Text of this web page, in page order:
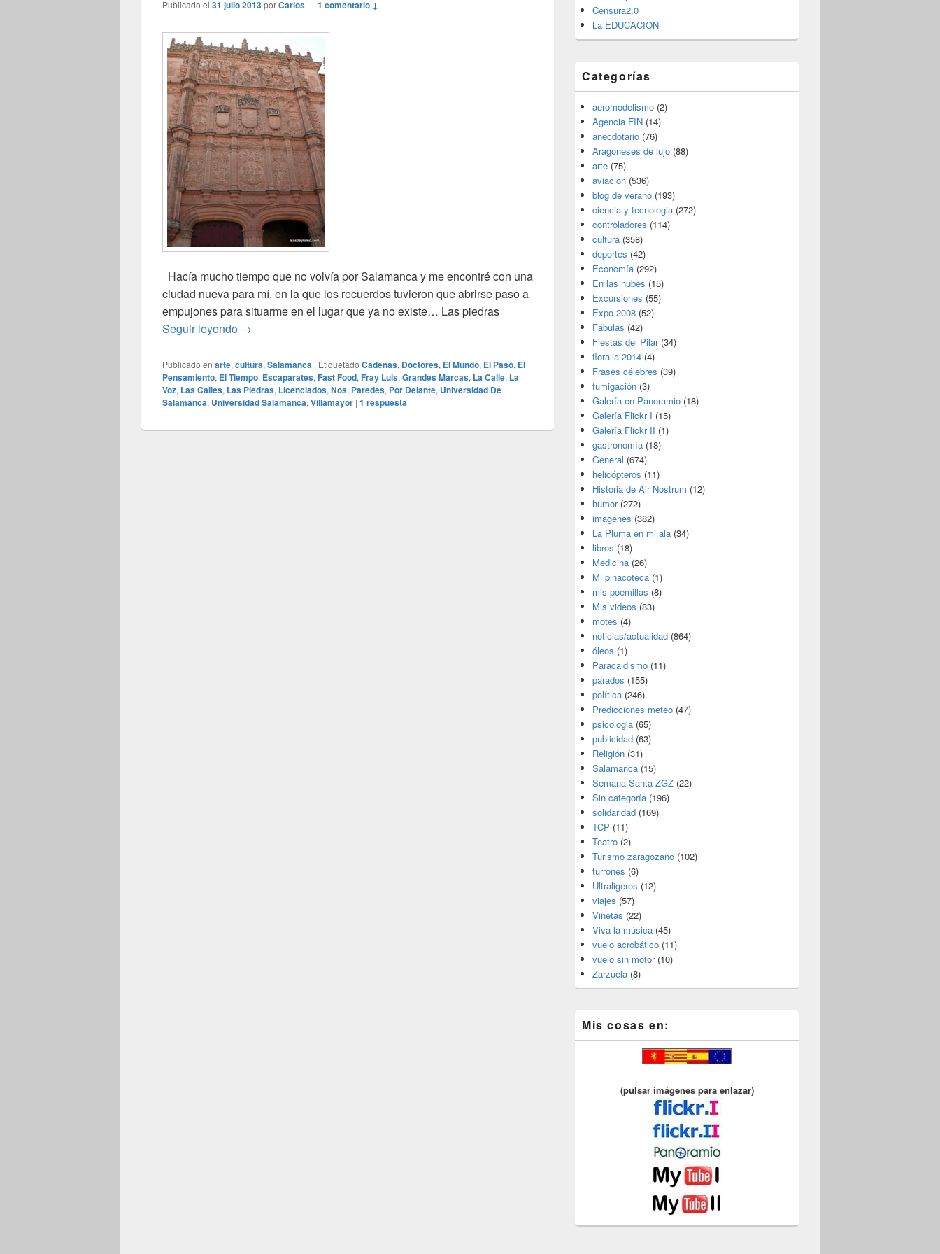
Publicado el 31 julio 2013porCarlos—1 comentario ↓
Hacía mucho tiempo que no volvía por Salamanca y me encontré con una
ciudad nueva para mí, en la que los recuerdos tuvieron que abrirse paso a
empujones para situarme en el lugar que ya no existe… Las piedras
Seguir leyendo Universidad de Salamanca
→
Publicado en arte, cultura, Salamanca | Etiquetado Cadenas, Doctores, El Mundo, El Paso, El
Pensamiento, El Tiempo, Escaparates, Fast Food, Fray Luis, Grandes Marcas, La Calle, La
Voz, Las Calles, Las Piedras, Licenciados, Nos, Paredes, Por Delante, Universidad De
Salamanca, Universidad Salamanca, Villamayor | 1 respuesta
Censura2.0
La EDUCACION
Categorías
aeromodelismo (2)
Agencia FIN (14)
anecdotario (76)
Aragoneses de lujo (88)
arte (75)
aviacion (536)
blog de verano (193)
ciencia y tecnologia (272)
controladores (114)
cultura (358)
deportes (42)
Economía (292)
En las nubes (15)
Excursiones (55)
Expo 2008 (52)
Fábulas (42)
Fiestas del Pilar(34)
floralia 2014 (4)
Frases célebres (39)
fumigación (3)
Galería en Panoramio (18)
Galería Flickr I (15)
Galería Flickr II (1)
gastronomía (18)
General (674)
helicópteros (11)
Historia de Air Nostrum (12)
humor(272)
imagenes (382)
La Pluma en mi ala (34)
libros (18)
Medicina (26)
Mi pinacoteca (1)
mis poemillas (8)
Mis videos (83)
motes (4)
noticias/actualidad (864)
óleos (1)
Paracaidismo (11)
parados (155)
política (246)
Predicciones meteo (47)
psicologia (65)
publicidad (63)
Religión (31)
Salamanca (15)
Semana Santa ZGZ (22)
Sin categoría (196)
solidaridad (169)
TCP (11)
Teatro (2)
Turismo zaragozano (102)
turrones (6)
Ultraligeros (12)
viajes (57)
Viñetas (22)
Viva la música (45)
vuelo acrobático (11)
vuelo sin motor(10)
Zarzuela (8)
Mis cosas en:
(pulsar imágenes para enlazar)